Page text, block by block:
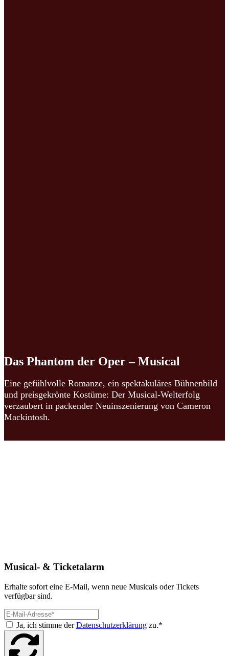
Das Phantom der Oper – Musical
Eine gefühlvolle Romanze, ein spektakuläres Bühnenbild
und preisgekrönte Kostüme: Der Musical-Welterfolg
verzaubert in packender Neuinszenierung von Cameron
Mackintosh.
Musical- & Ticketalarm
Erhalte sofort eine E-Mail, wenn neue Musicals oder Tickets
verfügbar sind.
Ja, ich stimme derDatenschutzerklärung zu.*